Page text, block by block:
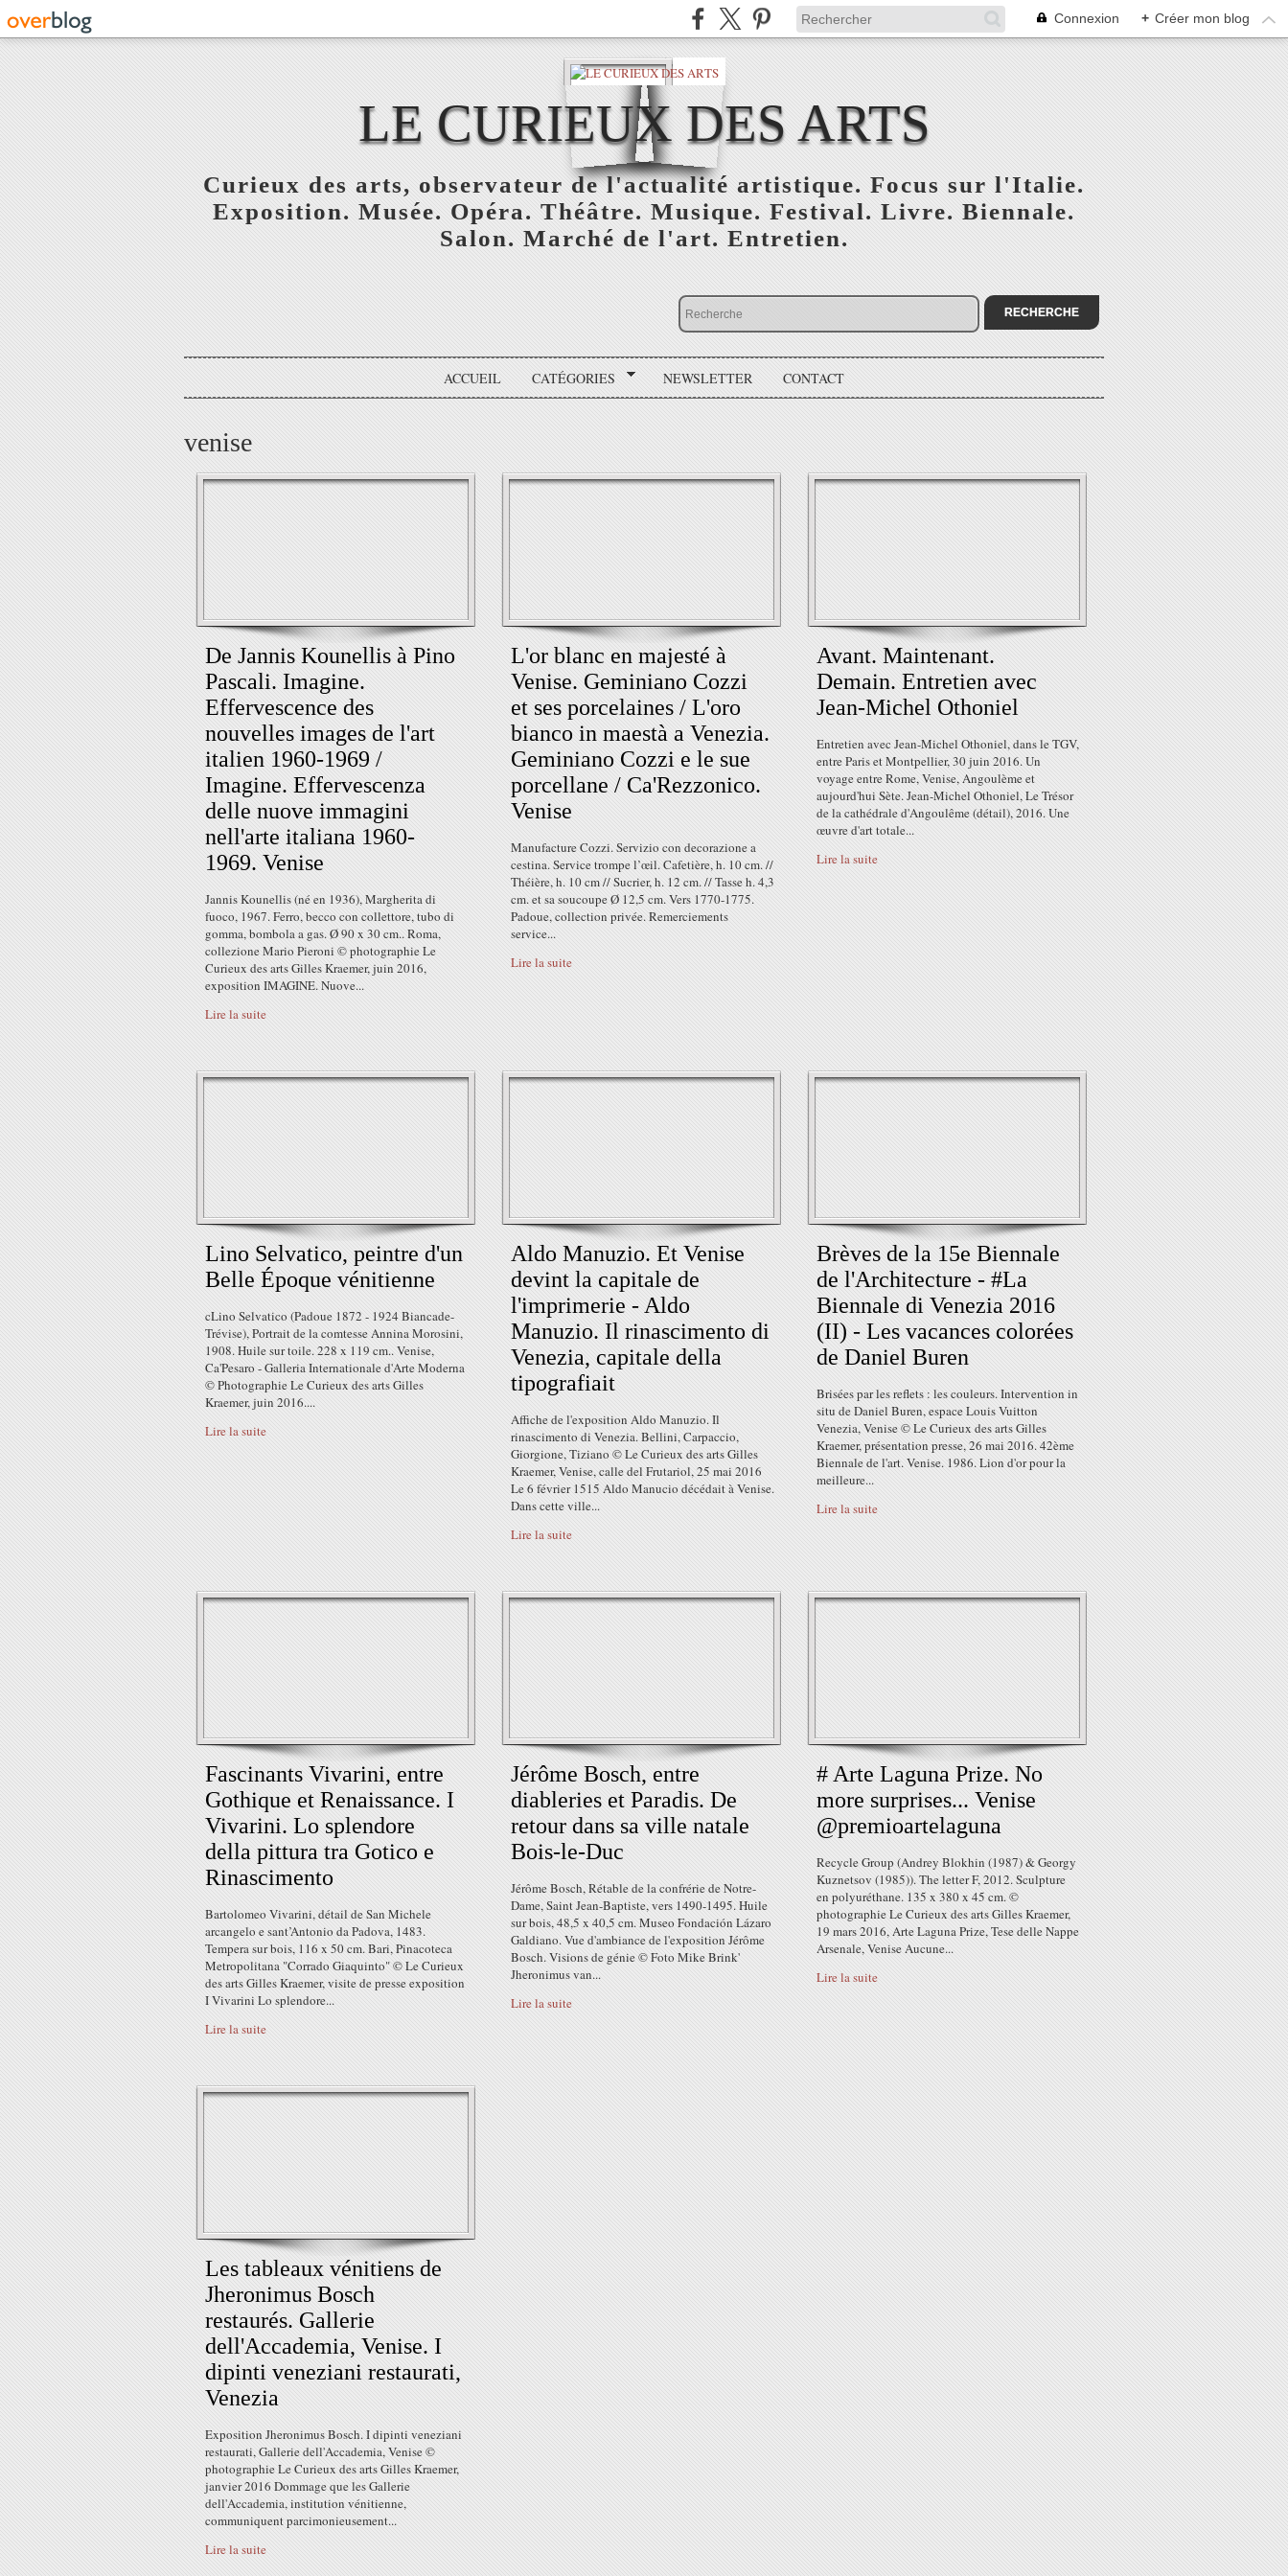
Connexion + Créer mon blog
LE CURIEUX DES ARTS
Curieux des arts, observateur de l'actualité artistique. Focus sur l'Italie.
Exposition. Musée. Opéra. Théâtre. Musique. Festival. Livre. Biennale.
Salon. Marché de l'art. Entretien.
ACCUEIL CATÉGORIES NEWSLETTER CONTACT
venise
De Jannis Kounellis à Pino
Pascali. Imagine.
Effervescence des
nouvelles images de l'art
italien 1960-1969 /
Imagine. Effervescenza
delle nuove immagini
nell'arte italiana 1960-
1969. Venise
Jannis Kounellis (né en 1936), Margherita di
fuoco, 1967. Ferro, becco con collettore, tubo di
gomma, bombola a gas. Ø 90 x 30 cm.. Roma,
collezione Mario Pieroni © photographie Le
Curieux des arts Gilles Kraemer, juin 2016,
exposition IMAGINE. Nuove...
Lire la suite
L'or blanc en majesté à
Venise. Geminiano Cozzi
et ses porcelaines / L'oro
bianco in maestà a Venezia.
Geminiano Cozzi e le sue
porcellane / Ca'Rezzonico.
Venise
Manufacture Cozzi. Servizio con decorazione a
cestina. Service trompe l’œil. Cafetière, h. 10 cm. //
Théière, h. 10 cm // Sucrier, h. 12 cm. // Tasse h. 4,3
cm. et sa soucoupe Ø 12,5 cm. Vers 1770-1775.
Padoue, collection privée. Remerciements
service...
Lire la suite
Avant. Maintenant.
Demain. Entretien avec
Jean-Michel Othoniel
Entretien avec Jean-Michel Othoniel, dans le TGV,
entre Paris et Montpellier, 30 juin 2016. Un
voyage entre Rome, Venise, Angoulème et
aujourd'hui Sète. Jean-Michel Othoniel, Le Trésor
de la cathédrale d'Angoulême (détail), 2016. Une
œuvre d'art totale...
Lire la suite
Lino Selvatico, peintre d'un
Belle Époque vénitienne
cLino Selvatico (Padoue 1872 - 1924 Biancade-
Trévise), Portrait de la comtesse Annina Morosini,
1908. Huile sur toile. 228 x 119 cm.. Venise,
Ca'Pesaro - Galleria Internationale d'Arte Moderna
© Photographie Le Curieux des arts Gilles
Kraemer, juin 2016....
Lire la suite
Aldo Manuzio. Et Venise
devint la capitale de
l'imprimerie - Aldo
Manuzio. Il rinascimento di
Venezia, capitale della
tipografiait
Affiche de l'exposition Aldo Manuzio. Il
rinascimento di Venezia. Bellini, Carpaccio,
Giorgione, Tiziano © Le Curieux des arts Gilles
Kraemer, Venise, calle del Frutariol, 25 mai 2016
Le 6 février 1515 Aldo Manucio décédait à Venise.
Dans cette ville...
Lire la suite
Brèves de la 15e Biennale
de l'Architecture - #La
Biennale di Venezia 2016
(II) - Les vacances colorées
de Daniel Buren
Brisées par les reflets : les couleurs. Intervention in
situ de Daniel Buren, espace Louis Vuitton
Venezia, Venise © Le Curieux des arts Gilles
Kraemer, présentation presse, 26 mai 2016. 42ème
Biennale de l'art. Venise. 1986. Lion d'or pour la
meilleure...
Lire la suite
Fascinants Vivarini, entre
Gothique et Renaissance. I
Vivarini. Lo splendore
della pittura tra Gotico e
Rinascimento
Bartolomeo Vivarini, détail de San Michele
arcangelo e sant’Antonio da Padova, 1483.
Tempera sur bois, 116 x 50 cm. Bari, Pinacoteca
Metropolitana "Corrado Giaquinto" © Le Curieux
des arts Gilles Kraemer, visite de presse exposition
I Vivarini Lo splendore...
Lire la suite
Jérôme Bosch, entre
diableries et Paradis. De
retour dans sa ville natale
Bois-le-Duc
Jérôme Bosch, Rétable de la confrérie de Notre-
Dame, Saint Jean-Baptiste, vers 1490-1495. Huile
sur bois, 48,5 x 40,5 cm. Museo Fondación Lázaro
Galdiano. Vue d'ambiance de l'exposition Jérôme
Bosch. Visions de génie © Foto Mike Brink'
Jheronimus van...
Lire la suite
# Arte Laguna Prize. No
more surprises... Venise
@premioartelaguna
Recycle Group (Andrey Blokhin (1987) & Georgy
Kuznetsov (1985)). The letter F, 2012. Sculpture
en polyuréthane. 135 x 380 x 45 cm. ©
photographie Le Curieux des arts Gilles Kraemer,
19 mars 2016, Arte Laguna Prize, Tese delle Nappe
Arsenale, Venise Aucune...
Lire la suite
Les tableaux vénitiens de
Jheronimus Bosch
restaurés. Gallerie
dell'Accademia, Venise. I
dipinti veneziani restaurati,
Venezia
Exposition Jheronimus Bosch. I dipinti veneziani
restaurati, Gallerie dell'Accademia, Venise ©
photographie Le Curieux des arts Gilles Kraemer,
janvier 2016 Dommage que les Gallerie
dell'Accademia, institution vénitienne,
communiquent parcimonieusement...
Lire la suite